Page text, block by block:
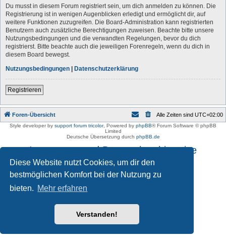
Diese Website nutzt Cookies, um dir den
bestmöglichen Komfort bei der Nutzung zu
bieten. Mehr erfahren
Verstanden!
Du musst in diesem Forum registriert sein, um dich anmelden zu können. Die
Registrierung ist in wenigen Augenblicken erledigt und ermöglicht dir, auf
weitere Funktionen zuzugreifen. Die Board-Administration kann registrierten
Benutzern auch zusätzliche Berechtigungen zuweisen. Beachte bitte unsere
Nutzungsbedingungen und die verwandten Regelungen, bevor du dich
registrierst. Bitte beachte auch die jeweiligen Forenregeln, wenn du dich in
diesem Board bewegst.
Nutzungsbedingungen | Datenschutzerklärung
Registrieren
Foren-Übersicht Alle Zeiten sind UTC+02:00
Style developer by support forum tricolor, Powered by phpBB® Forum Software © phpBB
Limited
Deutsche Übersetzung durch phpBB.de
Impressum und Datenschutzhinweise